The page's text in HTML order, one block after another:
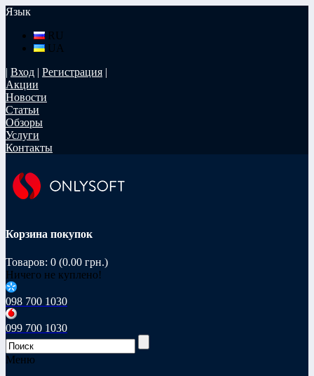
Язык
RU
UA
| Вход | Регистрация |
Акции
Новости
Статьи
Обзоры
Услуги
Контакты
Корзина покупок
Товаров: 0 (0.00 грн.)
Ничего не куплено!
098 700 1030
099 700 1030
Меню